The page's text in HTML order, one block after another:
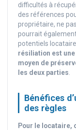
difficultés à
des références
propriétaire, ne
pourrait
potentiels
résiliation est
moyen de
les deux parties
Bénéfices
des règles
Pour le locataire,